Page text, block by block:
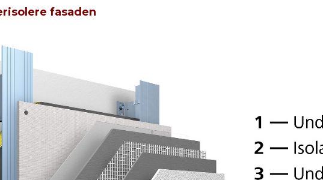
fasaden